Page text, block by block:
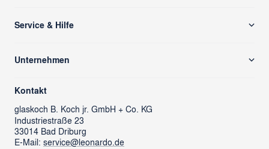
Unternehmen
Über uns
glass cube
LEONARDO News
Karriere
Service & Hilfe
Kontaktformular
Ansprechpartner & Presse
LEONARDO Firmengeschenke
FAQs
Kontakt
glaskoch B. Koch jr. GmbH + Co. KG
Industriestraße 23
33014 Bad Driburg
E-Mail: service@leonardo.de